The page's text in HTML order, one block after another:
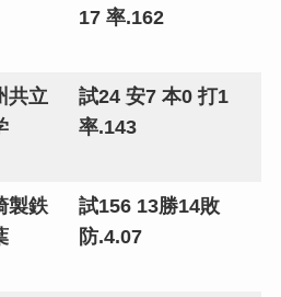
17 率.162
共立
試24 安7 本0 打1
率.143
製鉄
試156 13勝14敗
防.4.07